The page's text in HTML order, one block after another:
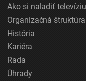
Ako si naladiť televíziu
Organizačná štruktúra
História
Kariéra
Rada
Úhrady